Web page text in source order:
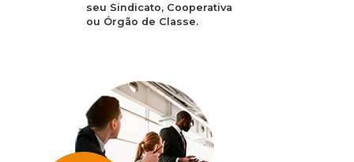
seu Sindicato, Cooperativa
ou Órgão de Classe.